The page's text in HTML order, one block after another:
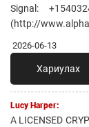
Signal:
(http://
2026-06-13
Хариулах
Lucy Harper:
A LICENSED